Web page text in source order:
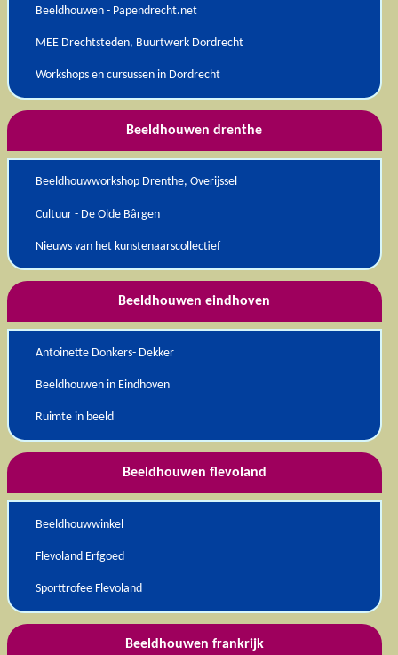
Beeldhouwen - Papendrecht.net
MEE Drechtsteden, Buurtwerk Dordrecht
Workshops en cursussen in Dordrecht
Beeldhouwen drenthe
Beeldhouwworkshop Drenthe, Overijssel
Cultuur - De Olde Bârgen
Nieuws van het kunstenaarscollectief
Beeldhouwen eindhoven
Antoinette Donkers- Dekker
Beeldhouwen in Eindhoven
Ruimte in beeld
Beeldhouwen flevoland
Beeldhouwwinkel
Flevoland Erfgoed
Sporttrofee Flevoland
Beeldhouwen frankrijk